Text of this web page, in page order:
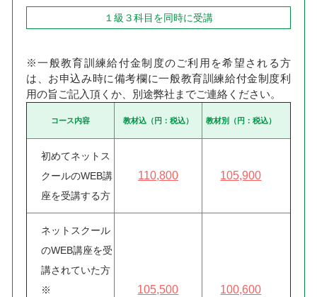
１級３科目を同時に受講
※一般教育訓練給付金制度のご利用を希望される方
は、お申込み時に備考欄に一般教育訓練給付金制度利
用の旨ご記入頂くか、別途弊社までご連絡ください。
コース内容 教材込（円：税込） 教材別（円：税込）
初めてネットス
クールのWEB講
座を受講する方
110,800 105,900
ネットスクール
のWEB講座を受
講されていた方
※
105,500 100,600